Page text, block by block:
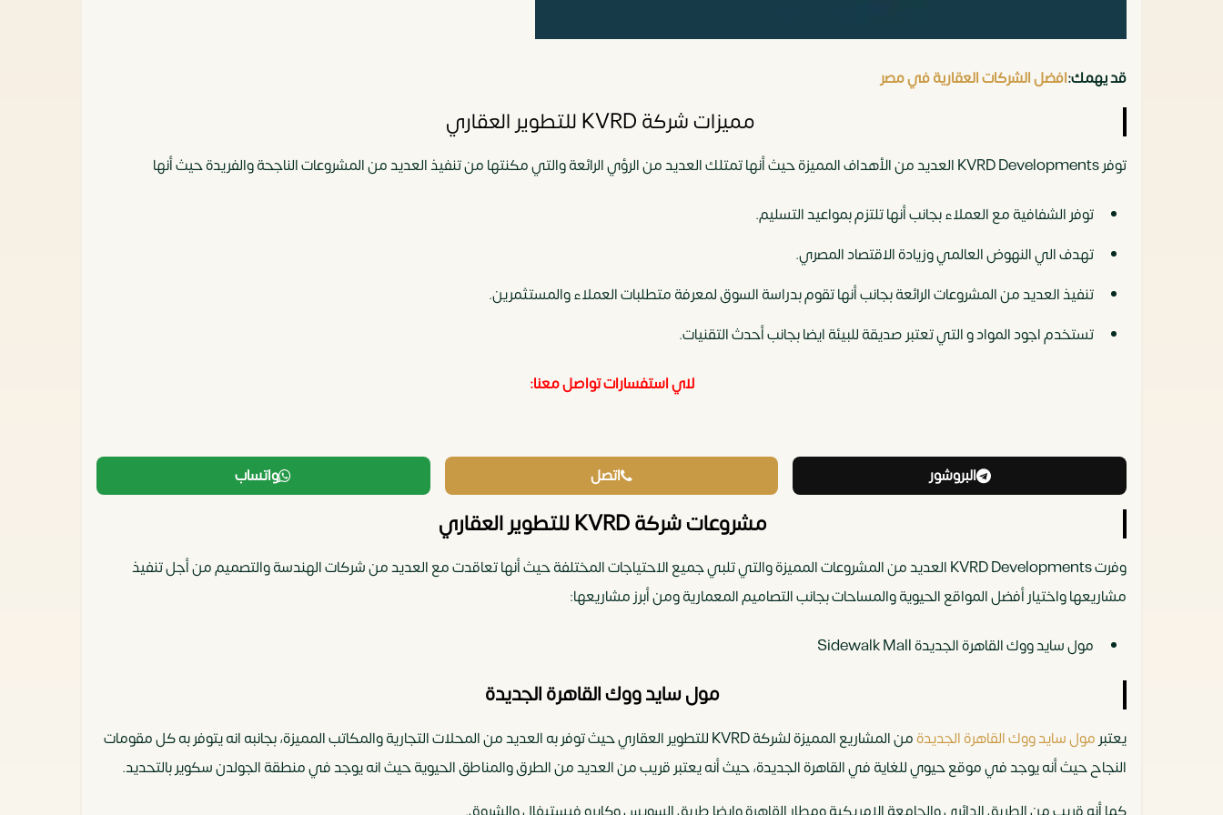
قد يهمك:افضل الشركات العقارية في مصر
مميزات شركة KVRD للتطوير العقاري
توفر KVRD Developments العديد من الأهداف المميزة حيث أنها تمتلك العديد من الرؤي الرائعة والتي مكنتها من تنفيذ العديد من المشروعات الناجحة والفريدة حيث أنها
توفر الشفافية مع العملاء بجانب أنها تلتزم بمواعيد التسليم.
تهدف الي النهوض العالمي وزيادة الاقتصاد المصري.
تنفيذ العديد من المشروعات الرائعة بجانب أنها تقوم بدراسة السوق لمعرفة متطلبات العملاء والمستثمرين.
تستخدم اجود المواد و التي تعتبر صديقة للبيئة ايضا بجانب أحدث التقنيات.
لاي استفسارات تواصل معنا:
البروشور اتصل واتساب
مشروعات شركة KVRD للتطوير العقاري
وفرت KVRD Developments العديد من المشروعات المميزة والتي تلبي جميع الاحتياجات المختلفة حيث أنها تعاقدت مع العديد من شركات الهندسة والتصميم من أجل تنفيذ
مشاريعها واختيار أفضل المواقع الحيوية والمساحات بجانب التصاميم المعمارية ومن أبرز مشاريعها:
مول سايد ووك القاهرة الجديدة Sidewalk Mall
مول سايد ووك القاهرة الجديدة
يعتبرمول سايد ووك القاهرة الجديدة
من المشاريع المميزة لشركة KVRD للتطوير العقاري حيث توفر به العديد من المحلات التجارية والمكاتب المميزة، بجانبه انه يتوفر به كل مقومات
النجاح حيث أنه يوجد في موقع حيوي للغاية في القاهرة الجديدة، حيث أنه يعتبر قريب من العديد من الطرق والمناطق الحيوية حيث انه يوجد في منطقة الجولدن سكوير بالتحديد.